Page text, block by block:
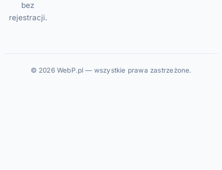
bez
rejestracji.
© 2026 WebP.pl — wszystkie prawa zastrzeżone.